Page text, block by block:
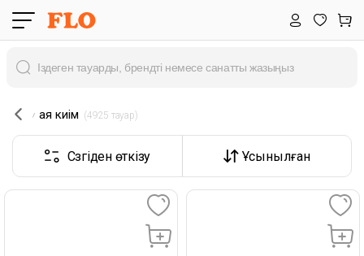
аяқ киім (4925 тауар)
Сүзгіден өткізу Ұсынылған